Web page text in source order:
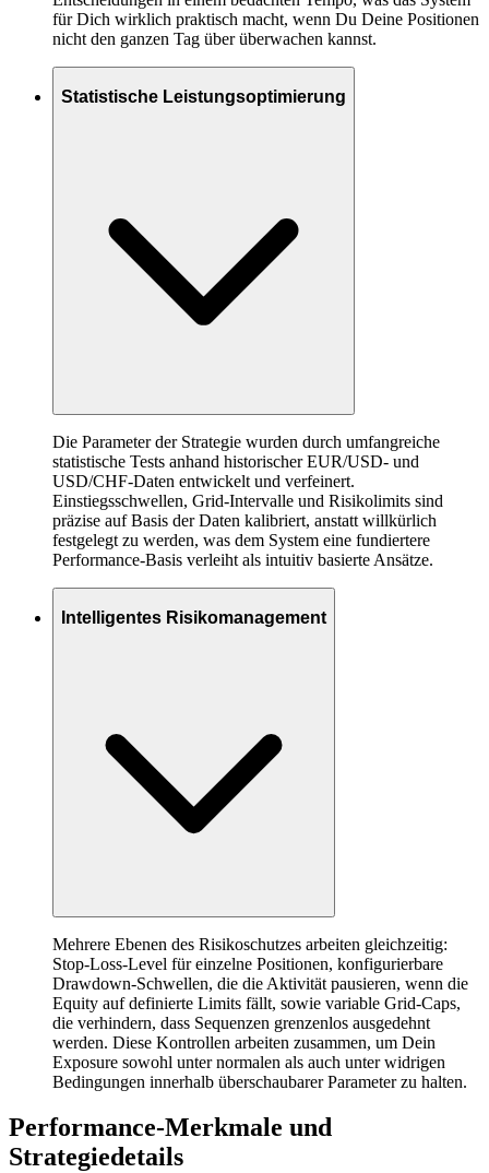
für Dich wirklich praktisch macht, wenn Du Deine Positionen
nicht den ganzen Tag über überwachen kannst.
Statistische Leistungsoptimierung
Die Parameter der Strategie wurden durch umfangreiche
statistische Tests anhand historischer EUR/USD- und
USD/CHF-Daten entwickelt und verfeinert.
Einstiegsschwellen, Grid-Intervalle und Risikolimits sind
präzise auf Basis der Daten kalibriert, anstatt willkürlich
festgelegt zu werden, was dem System eine fundiertere
Performance-Basis verleiht als intuitiv basierte Ansätze.
Intelligentes Risikomanagement
Mehrere Ebenen des Risikoschutzes arbeiten gleichzeitig:
Stop-Loss-Level für einzelne Positionen, konfigurierbare
Drawdown-Schwellen, die die Aktivität pausieren, wenn die
Equity auf definierte Limits fällt, sowie variable Grid-Caps,
die verhindern, dass Sequenzen grenzenlos ausgedehnt
werden. Diese Kontrollen arbeiten zusammen, um Dein
Exposure sowohl unter normalen als auch unter widrigen
Bedingungen innerhalb überschaubarer Parameter zu halten.
Performance-Merkmale und
Strategiedetails